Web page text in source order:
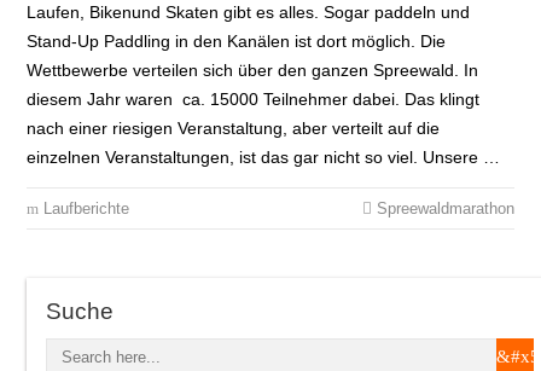
Laufen, Bikenund Skaten gibt es alles. Sogar paddeln und
Stand-Up Paddling in den Kanälen ist dort möglich. Die
Wettbewerbe verteilen sich über den ganzen Spreewald. In
diesem Jahr waren ca. 15000 Teilnehmer dabei. Das klingt
nach einer riesigen Veranstaltung, aber verteilt auf die
einzelnen Veranstaltungen, ist das gar nicht so viel. Unsere …
Laufberichte Spreewaldmarathon
Suche